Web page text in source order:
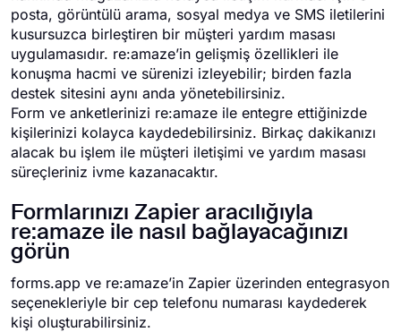
posta, görüntülü arama, sosyal medya ve SMS iletilerini
kusursuzca birleştiren bir müşteri yardım masası
uygulamasıdır. re:amaze’in gelişmiş özellikleri ile
konuşma hacmi ve sürenizi izleyebilir; birden fazla
destek sitesini aynı anda yönetebilirsiniz.
Form ve anketlerinizi re:amaze ile entegre ettiğinizde
kişilerinizi kolayca kaydedebilirsiniz. Birkaç dakikanızı
alacak bu işlem ile müşteri iletişimi ve yardım masası
süreçleriniz ivme kazanacaktır.
Formlarınızı Zapier aracılığıyla
re:amaze ile nasıl bağlayacağınızı
görün
forms.app ve re:amaze’in Zapier üzerinden entegrasyon
seçenekleriyle bir cep telefonu numarası kaydederek
kişi oluşturabilirsiniz.